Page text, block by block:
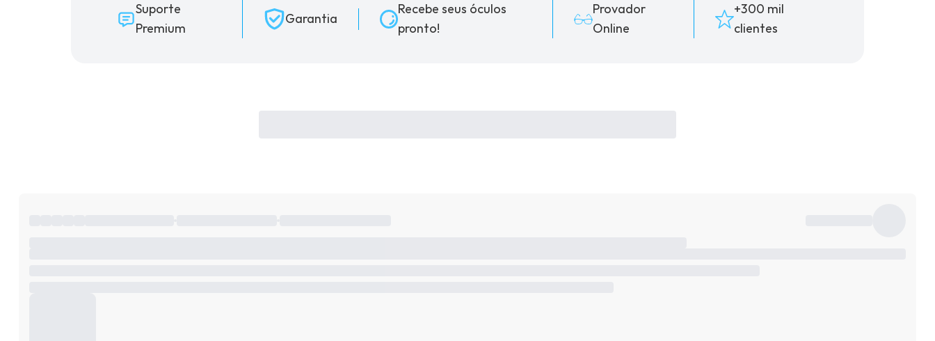
Suporte
Premium
Garantia
Recebe seus óculos
pronto!
Provador
Online
+300 mil
clientes